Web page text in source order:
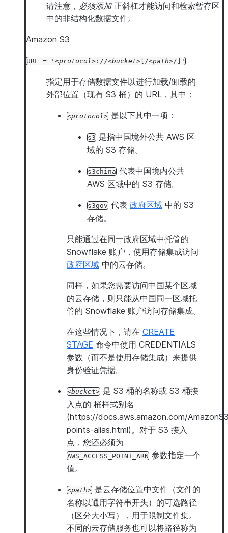
请注意， 必须添加正斜杠才能访问和检索暂存区
中的非结构化数据文件。
Amazon S3
URL = ' protocol :// bucket [/ path /]'
指定用于存储数据文件以进行加载/卸载的
外部位置（现有 S3 桶）的 URL，其中：
protocol 是以下其中一项：
s3 是指中国境外公共 AWS 区
域的 S3 存储。
s3china 代表中国境内公共
AWS 区域中的 S3 存储。
s3gov 代表 政府区域 中的 S3
存储。
只能通过在同一政府区域中托管的
Snowflake 账户，使用存储集成访问
政府区域 中的云存储。
同样，如果您需要访问中国某个区域
的云存储，则只能从中国同一区域托
管的 Snowflake 账户访问存储集成。
在这些情况下，请在 CREATE
STAGE 命令中使用 CREDENTIALS
参数（而不是使用存储集成）来提供
身份验证凭据。
bucket
是 S3 桶的名称或 S3 桶接
入点的 桶样式别名
(https://docs.aws.amazon.com/
points-alias.html)。对于 S3 接入
点，您还必须为
AWS_ACCESS_POINT_ARN 参数指定一个
值。
path
是云存储位置中文件（文件的
名称以通用字符串开头）的可选路径
（区分大小写），用于限制文件集。
不同的云存储服务也可以将路径称为